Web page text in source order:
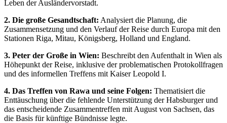
Leben der Ausländervorstadt.
2. Die große Gesandtschaft: Analysiert die Planung, die
Zusammensetzung und den Verlauf der Reise durch Europa mit den
Stationen Riga, Mitau, Königsberg, Holland und England.
3. Peter der Große in Wien: Beschreibt den Aufenthalt in Wien als
Höhepunkt der Reise, inklusive der problematischen Protokollfragen
und des informellen Treffens mit Kaiser Leopold I.
4. Das Treffen von Rawa und seine Folgen: Thematisiert die
Enttäuschung über die fehlende Unterstützung der Habsburger und
das entscheidende Zusammentreffen mit August von Sachsen, das
die Basis für künftige Bündnisse legte.